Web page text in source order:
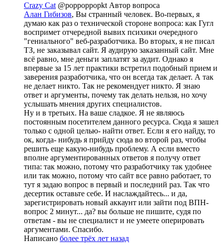
Crazy Cat @poppoppopkt Автор вопроса
Алан Гибизов, Вы странный человек. Во-первых, я
думаю как раз о технической стороне вопроса: как Гугл
воспримет отчередной вывих психики очередного
"гениального" веб-разработчика. Во вторых, я не писал
ТЗ, не заказывал сайт. Я аудирую заказанный сайт. Мне
всё равно, мне деньги заплатят за аудит. Однако я
впервые за 15 лет практики встретил подобный прием и
заверения разработчика, что он всегда так делает. А так
не делает никто. Так не рекомендует никто. Я знаю
ответ и аргументы, почему так делать нельзя, но хочу
услышать мнения других специалистов.
Ну и в третьих. На ваше сладкое. Я не являюсь
постоянным посетителем данного ресурса. Сюда я зашел
только с одной целью- найти ответ. Если я его найду, то
ок, когда- нибудь я прийду сюда во второй раз, чтобы
решить еще какую-нибудь проблему. А если вместо
вполне аргументированных ответов я получу ответ
типа: так можно, потому что разработчику так удобнее
или так можно, потому что сайт все равно работает, то
тут я задаю вопрос в первый и последний раз. Так что
десертик оставьте себе. И наслаждайтесь... и да,
зарегистрировать новый аккаунт или зайти под ВПН-
вопрос 2 минут... да? вы больше не пишите, судя по
ответам - вы не специалист и не умеете оперировать
аргументами. Спасибо.
Написано более трёх лет назад